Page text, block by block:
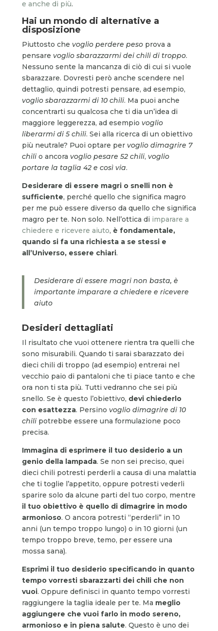
e anche di più.
Hai un mondo di alternative a
disposizione
Piuttosto che voglio perdere pesoprova a
pensare voglio sbarazzarmi dei chili di troppo.
Nessuno sente la mancanza di ciò di cui si vuole
sbarazzare. Dovresti però anche scendere nel
dettaglio, quindi potresti pensare, ad esempio,
voglio sbarazzarmi di 10 chili. Ma puoi anche
concentrarti su qualcosa che ti dia un’idea di
maggiore leggerezza, ad esempio voglio
liberarmi di 5 chili. Sei alla ricerca di un obiettivo
più neutrale? Puoi optare per voglio dimagrire 7
chilio ancora voglio pesare 52 chili, voglio
portare la taglia 42 e così via.
Desiderare di essere magri o snelli non è
sufficiente, perché quello che significa magro
per me può essere diverso da quello che significa
magro per te. Non solo. Nell’ottica di imparare a
chiedere e ricevere aiuto, è fondamentale,
quando si fa una richiesta a se stessi e
all’Universo, essere chiari.
Desiderare di essere magri non basta, è
importante imparare a chiedere e ricevere
aiuto
Desideri dettagliati
Il risultato che vuoi ottenere rientra tra quelli che
sono misurabili. Quando ti sarai sbarazzato dei
dieci chili di troppo (ad esempio) entrerai nel
vecchio paio di pantaloni che ti piace tanto e che
ora non ti sta più. Tutti vedranno che sei più
snello. Se è questo l’obiettivo, devi chiederlo
con esattezza. Persino voglio dimagrire di 10
chilipotrebbe essere una formulazione poco
precisa.
Immagina di esprimere il tuo desiderio a un
genio della lampada. Se non sei preciso, quei
dieci chili potresti perderli a causa di una malattia
che ti toglie l’appetito, oppure potresti vederli
sparire solo da alcune parti del tuo corpo, mentre
il tuo obiettivo è quello di dimagrire in modo
armonioso. O ancora potresti “perderli” in 10
anni (un tempo troppo lungo) o in 10 giorni (un
tempo troppo breve, temo, per essere una
mossa sana).
Esprimi il tuo desiderio specificando in quanto
tempo vorresti sbarazzarti dei chili che non
vuoi. Oppure definisci in quanto tempo vorresti
raggiungere la taglia ideale per te. Ma meglio
aggiungere che vuoi farlo in modo sereno,
armonioso e in piena salute. Questo è uno dei